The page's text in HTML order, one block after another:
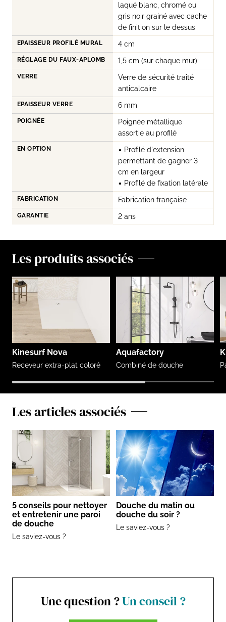
laqué blanc, chromé ou
gris noir grainé avec cache
de finition sur le dessus
EPAISSEUR PROFILÉ MURAL 4 cm
RÉGLAGE DU FAUX-APLOMB 1,5 cm (sur chaque mur)
VERRE
Verre de sécurité traité
anticalcaire
EPAISSEUR VERRE 6 mm
POIGNÉE
Poignée métallique
assortie au profilé
EN OPTION
• Profilé d'extension
permettant de gagner 3
cm en largeur
• Profilé de fixation latérale
FABRICATION Fabrication française
GARANTIE 2 ans
Les produits associés
Kinesurf Nova
Receveur extra-plat coloré
Aquafactory
Combiné de douche
Les articles associés
5 conseils pour nettoyer
et entretenir une paroi
de douche
Le saviez-vous ?
Douche du matin ou
douche du soir ?
Le saviez-vous ?
Une question ?Un conseil ?